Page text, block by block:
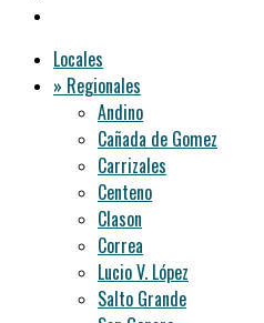
Locales
» Regionales
Andino
Cañada de Gomez
Carrizales
Centeno
Clason
Correa
Lucio V. López
Salto Grande